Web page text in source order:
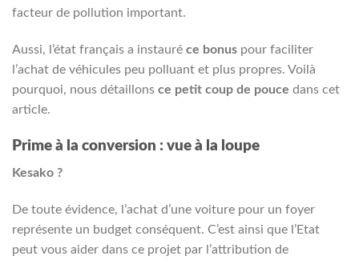
facteur de pollution important.
Aussi, l’état français a instauré ce bonus pour faciliter
l’achat de véhicules peu polluant et plus propres. Voilà
pourquoi, nous détaillons ce petit coup de pouce dans cet
article.
Prime à la conversion : vue à la loupe
Kesako ?
De toute évidence, l’achat d’une voiture pour un foyer
représente un budget conséquent. C’est ainsi que l’Etat
peut vous aider dans ce projet par l’attribution de